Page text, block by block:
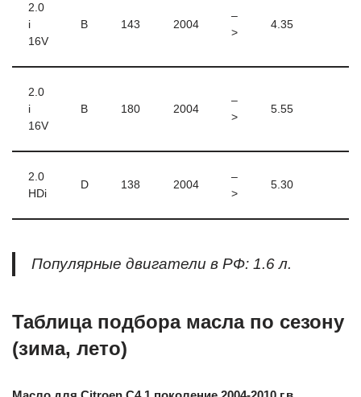
2.0
i
16V
B 143 2004
–
>
4.35
2.0
i
16V
B 180 2004
–
>
5.55
2.0
HDi
D 138 2004
–
>
5.30
Популярные двигатели в РФ: 1.6 л.
Таблица подбора масла по сезону
(зима, лето)